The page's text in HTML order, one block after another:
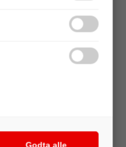
Quick View+
32 deler
Godta alle